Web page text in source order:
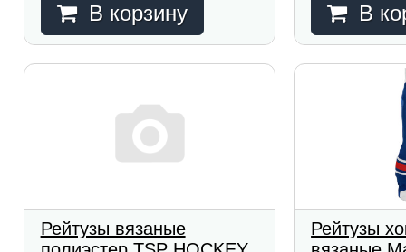
В корзину В
Рейтузы вязаные
Рейтузы